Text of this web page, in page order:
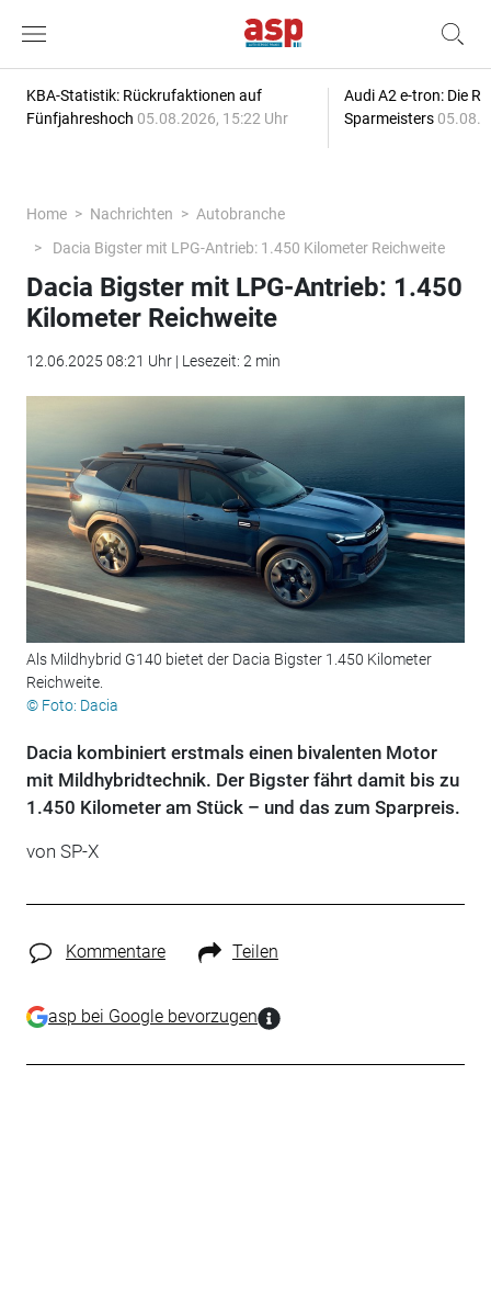
KBA-Statistik: Rückrufaktionen auf
Fünfjahreshoch 05.08.2026, 15:22 Uhr
Audi A2 e-tron: Die
Sparmeisters
Home Nachrichten
Autobranche
Dacia Bigster mit LPG-Antrieb: 1.450 Kilometer Reichweite
Dacia Bigster mit LPG-Antrieb: 1.450
Kilometer Reichweite
12.06.2025 08:21 Uhr | Lesezeit: 2 min
Als Mildhybrid G140 bietet der Dacia Bigster 1.450 Kilometer
Reichweite.
© Foto: Dacia
Dacia kombiniert erstmals einen bivalenten Motor
mit Mildhybridtechnik. Der Bigster fährt damit bis zu
1.450 Kilometer am Stück – und das zum Sparpreis.
von SP-X
Kommentare Teilen
asp bei Google bevorzugen